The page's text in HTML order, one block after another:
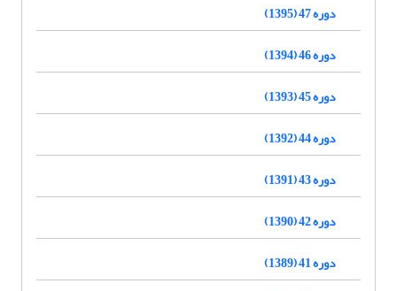
دوره 47 (1395)
دوره 46 (1394)
دوره 45 (1393)
دوره 44 (1392)
دوره 43 (1391)
دوره 42 (1390)
دوره 41 (1389)